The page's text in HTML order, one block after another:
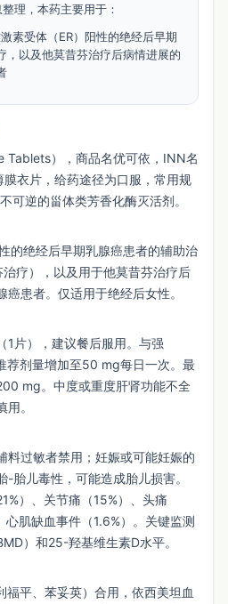
理，本药主要用于：
素受体（ER）阳性的绝经后早期
，以及他莫昔芬治疗后病情进展的
Tablets），商品名优可依，INN名
衣片，给药途径为口服，常用规
可逆的甾体类芳香化酶灭活剂。
的绝经后早期乳腺癌患者的辅助治
疗），以及用于他莫昔芬治疗后
患者。仅适用于绝经后女性。
1片），建议餐后服用。与强
荐剂量增加至50 mg每日一次。最
mg。中度或重度肝肾功能不全
。
料过敏者禁用；妊娠或可能妊娠的
胎儿毒性，可能造成胎儿损害。
）、关节痛（15%）、头痛
心肌缺血事件（1.6%）。关键监测
）和25-羟基维生素D水平。
平、苯妥英）合用，依西美坦血